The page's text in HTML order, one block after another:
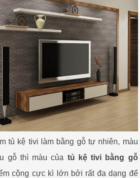
tủ kệ tivi làm bằng gỗ tự nhiên, màu
gỗ thì màu của tủ kệ tivi bằng gỗ
cộng cực kì lớn bởi rất đa dạng để